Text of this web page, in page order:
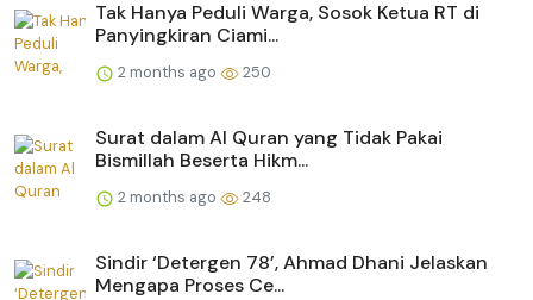
Tak Hanya Peduli Warga, Sosok Ketua RT di
Panyingkiran Ciami...
2 months ago 250
Surat dalam Al Quran yang Tidak Pakai
Bismillah Beserta Hikm...
2 months ago 248
Sindir ‘Detergen 78’, Ahmad Dhani Jelaskan
Mengapa Proses Ce...